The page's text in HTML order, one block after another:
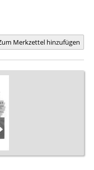
Merkzettel hinzufügen